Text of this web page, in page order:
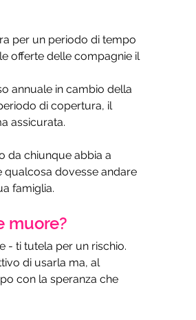
per un periodo di tempo
offerte delle compagnie il
annuale in cambio della
di copertura, il
assicurata.
da chiunque abbia a
qualcosa dovesse andare
famiglia.
muore?
- ti tutela per un rischio.
di usarla ma, al
con la speranza che